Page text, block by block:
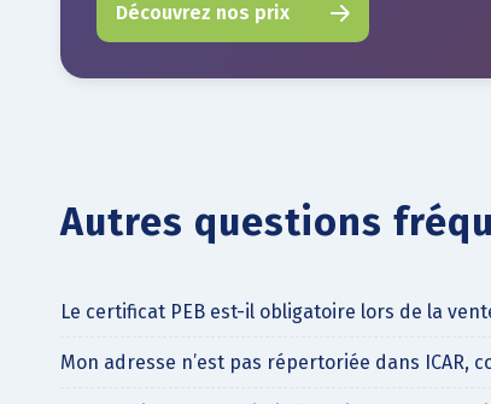
Découvrez nos prix
Autres questions
Le certificat PEB est-il obligatoire lors de la
Mon adresse n’est pas répertoriée dans ICAR,